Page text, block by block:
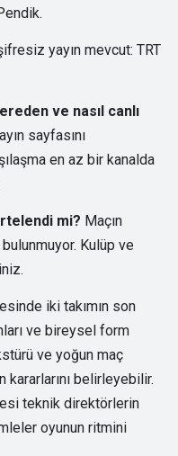
yayın mevcut: TRT
ve nasıl canlı
sayfasını
en az bir kanalda
mi? Maçın
Kulüp ve
iki takımın son
ve bireysel form
ve yoğun maç
belirleyebilir.
teknik direktörlerin
oyunun ritmini